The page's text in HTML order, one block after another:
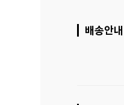
배송안내